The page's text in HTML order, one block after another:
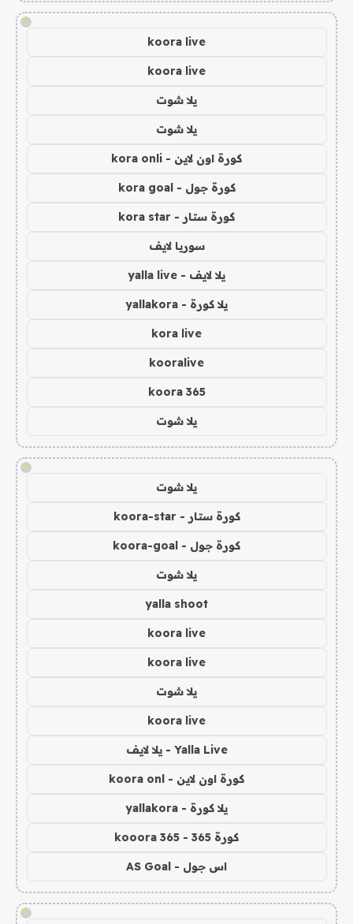
!
koora live
koora live
يلا شوت
يلا شوت
كورة اون لاين - kora onli
كورة جول - kora goal
كورة ستار - kora star
سوريا لايف
يلا لايف - yalla live
يلا كورة - yallakora
kora live
kooralive
koora 365
يلا شوت
!
يلا شوت
كورة ستار - koora-star
كورة جول - koora-goal
يلا شوت
yalla shoot
koora live
koora live
يلا شوت
koora live
Yalla Live - يلا لايف
كورة اون لاين - koora onl
يلا كورة - yallakora
كورة 365 - kooora 365
اس جول - AS Goal
!